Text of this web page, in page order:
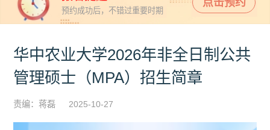
预约成功后，不错过重要时期
华中农业大学2026年非全日制公共
管理硕士（MPA）招生简章
责编：蒋磊 2025-10-27